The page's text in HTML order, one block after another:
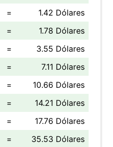
=
1.42 Dólares
=
1.78 Dólares
=
3.55 Dólares
=
7.11 Dólares
=
10.66 Dólares
=
14.21 Dólares
=
17.76 Dólares
= 35.53 Dólares